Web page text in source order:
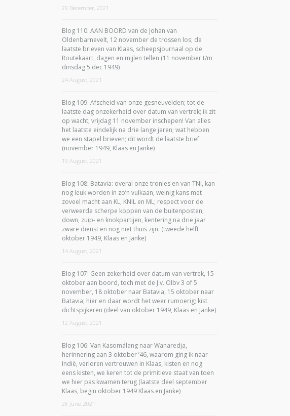
29 December, 2021
Blog 110: AAN BOORD van de Johan van
Oldenbarnevelt, 12 november de trossen los; de
laatste brieven van Klaas, scheepsjournaal op de
Routekaart, dagen en mijlen tellen (11 november t/m
dinsdag 5 dec 1949)
24 August, 2021
Blog 109: Afscheid van onze gesneuvelden; tot de
laatste dag onzekerheid over datum van vertrek; ik zit
op wacht; vrijdag 11 november inschepen! Van alles
het laatste eindelijk na drie lange jaren; wat hebben
we een stapel brieven; dit wordt de laatste brief
(november 1949, Klaas en Janke)
19 August, 2021
Blog 108: Batavia: overal onze tronies en van TNI, kan
nog leuk worden in zo’n vulkaan, weinig kans met
zoveel macht aan KL, KNIL en ML; respect voor de
verweerde scherpe koppen van de buitenposten;
down, zuip- en knokpartijen, kentering na drie jaar
zware dienst en nog niet thuis zijn. (tweede helft
oktober 1949, Klaas en Janke)
14 August, 2021
Blog 107: Geen zekerheid over datum van vertrek, 15
oktober aan boord, toch met de J.v. Olbv 3 of 5
november, 18 oktober naar Batavia, 15 oktober naar
Batavia; hier en daar wordt het weer rumoerig; kist
dichtspijkeren (deel van oktober 1949, Klaas en Janke)
12 August, 2021
Blog 106: Van Kasomálang naar Wanaredja,
herinnering aan 3 oktober ’46, waarom ging ik naar
Indië, verloren vertrouwen in Klaas, kisten en nog
eens kisten, we keren tot de primitieve staat van toen
we hier pas kwamen terug (laatste deel september
Klaas, begin oktober 1949 Klaas en Janke)
28 June, 2021